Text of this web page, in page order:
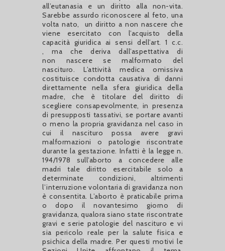
all’eutanasia e un diritto alla non-vita.
Sarebbe assurdo riconoscere al feto, una
volta nato, un diritto a non nascere che
viene esercitato con l’acquisto della
capacità giuridica ai sensi dell’art. 1 c.c.
, ma che deriva dall’aspettativa di
non nascere se malformato del
nascituro. L’attività medica omissiva
costituisce condotta causativa di danni
direttamente nella sfera giuridica della
madre, che è titolare del diritto di
scegliere consapevolmente, in presenza
di presupposti tassativi, se portare avanti
o meno la propria gravidanza nel caso in
cui il nascituro possa avere gravi
malformazioni o patologie riscontrate
durante la gestazione. Infatti è la legge n.
194/1978 sull’aborto a concedere alle
madri tale diritto esercitabile solo a
determinate condizioni, altrimenti
l’interruzione volontaria di gravidanza non
è consentita. L’aborto è praticabile prima
o dopo il novantesimo giorno di
gravidanza, qualora siano state riscontrate
gravi e serie patologie del nascituro e vi
sia pericolo reale per la salute fisica e
psichica della madre. Per questi motivi le